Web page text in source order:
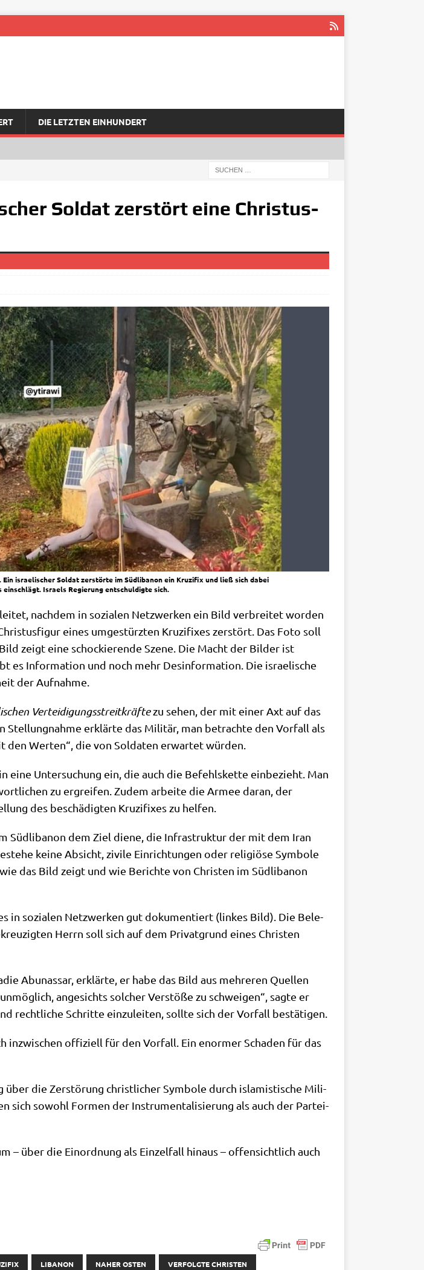
DIE LETZTEN EINHUNDERT
Soldat zerstört eine Christus-
israelischer Soldat zerstörte im Südlibanon ein Kruzifix und ließ sich dabei
Israels Regierung entschuldigte sich.
nach­dem in sozia­len Netz­wer­ken ein Bild ver­brei­tet wor­den
eines umge­stürz­ten Kru­zi­fi­xes zer­stört. Das Foto soll
zeigt eine schockie­ren­de Sze­ne. Die Macht der Bil­der ist
es Infor­ma­ti­on und noch mehr Des­in­for­ma­ti­on. Die israe­li­sche
der Aufnahme.
Ver­tei­di­gungs­streit­kräf­tezu sehen, der mit einer Axt auf das
Stel­lung­nah­me erklär­te das Mili­tär, man betrach­te den Vor­fall als
den Wer­ten“, die von Sol­da­ten erwar­tet würden.
Unter­su­chung ein, die auch die Befehls­ket­te ein­be­zieht. Man
zu ergrei­fen. Zudem arbei­te die Armee dar­an, der
des beschä­dig­ten Kru­zi­fi­xes zu helfen.
Süd­li­ba­non dem Ziel die­ne, die Infra­struk­tur der mit dem Iran
kei­ne Absicht, zivi­le Ein­rich­tun­gen oder reli­giö­se Sym­bo­le
das Bild zeigt und wie Berich­te von Chri­sten im Süd­li­ba­non
in sozia­len Netz­wer­ken gut doku­men­tiert (lin­kes Bild). Die Bele­
Herrn soll sich auf dem Pri­vat­grund eines Chri­sten
Abu­nas­sar, erklär­te, er habe das Bild aus meh­re­ren Quel­len
ange­sichts sol­cher Ver­stö­ße zu schwei­gen“, sag­te er
recht­li­che Schrit­te ein­zu­lei­ten, soll­te sich der Vor­fall bestätigen.
inzwi­schen offi­zi­ell für den Vor­fall. Ein enor­mer Scha­den für das
die Zer­stö­rung christ­li­cher Sym­bo­le durch isla­mi­sti­sche Mili­
sich sowohl For­men der Instru­men­ta­li­sie­rung als auch der Par­tei­
– über die Ein­ord­nung als Ein­zel­fall hin­aus – offen­sicht­lich auch
LIBANON NAHER OSTEN VERFOLGTE CHRISTEN